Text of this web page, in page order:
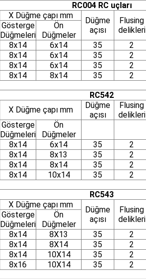
RC004 RC uçları
X Düğme çapı mm
Düğme
açısı
Flusing
delikleri
Gösterge
Düğmeleri
Ön
Düğmeler
8x14 6x14 35 2
8x14 6x14 35 2
8x14 6x14 35 2
8x14 8x14 35 2
RC542
X Düğme çapı mm
Düğme
açısı
Flusing
delikleri
Gösterge
Düğmeleri
Ön
Düğmeler
8x14 6x14 35 2
8x14 8x13 35 2
8x14 8x14 35 2
8x14 10x14 35 2
RC543
X Düğme çapı mm
Düğme
açısı
Flusing
delikleri
Gösterge
Düğmeleri
Ön
Düğmeler
8x14 8X13 35 2
8x14 8X14 35 2
8x14 10X14 35 2
8x16 10X14 35 2